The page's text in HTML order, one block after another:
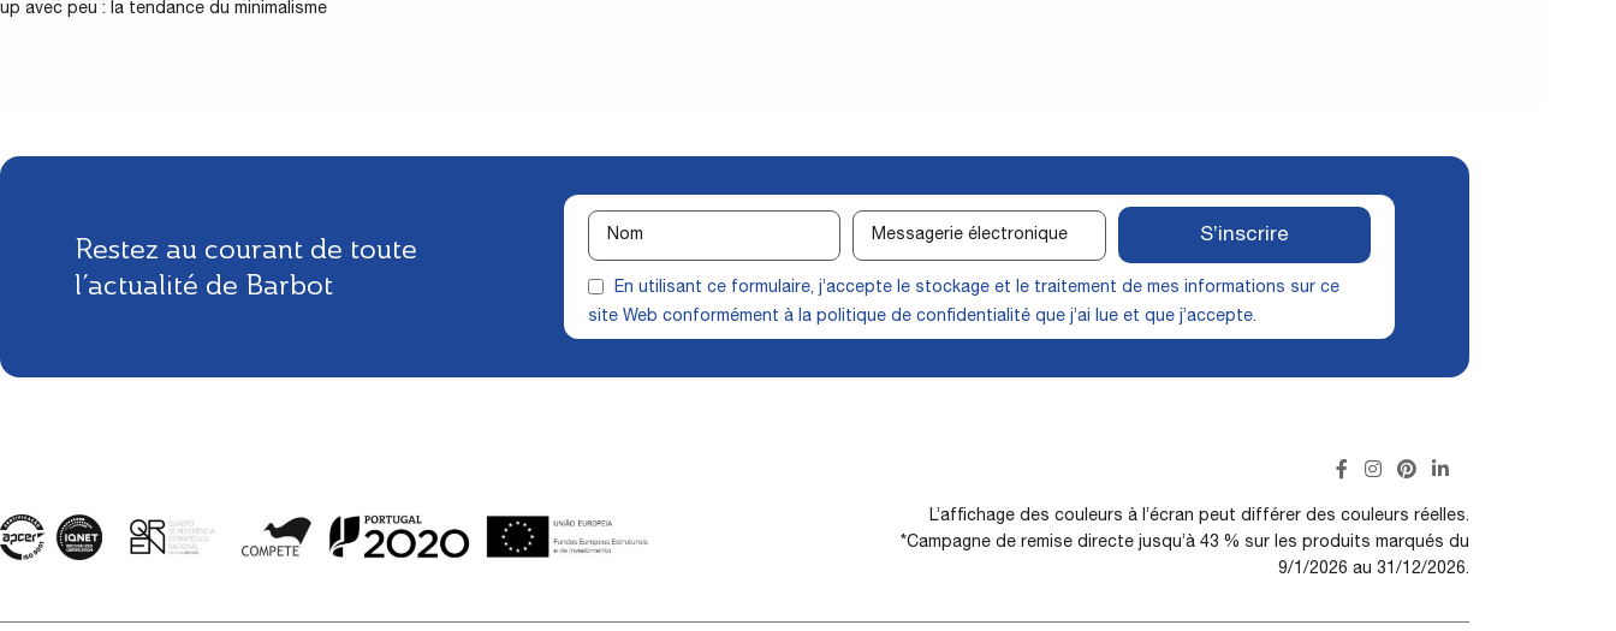
avec peu : la tendance du minimalisme
Restez au courant de toute
l’actualité de Barbot
En utilisant ce formulaire, j’accepte le stockage et le traitement de mes informations sur ce
site Web conformément à lapolitique de confidentialité que j’ai lue et que j’accepte.
S’inscrire
L’affichage des couleurs à l’écran peut différer des couleurs réelles.
*Campagne de remise directe jusqu’à 43 % sur les produits marqués du
9/1/2026 au 31/12/2026.